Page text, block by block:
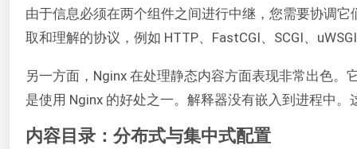
由于信息必须在两个组件之间进行中继，您需要协调
取和理解的协议，例如 HTTP、FastCGI、SCGI、
另一方面，Nginx 在处理静态内容方面表现非常出色
是使用 Nginx 的好处之一。解释器没有嵌入到进程中
内容目录：分布式与集中式配置